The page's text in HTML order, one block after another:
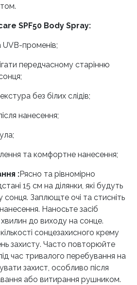
SPF50 Body Spray:
UVB-променів;
передчасному старінню
без білих слідів;
нанесення;
та комфортне нанесення;
:Рясно та рівномірно
15 см на ділянки, які будуть
сонця. Заплющте очі та стисніть
Наносьте засіб
до виходу на сонце.
сонцезахисного крему
захисту. Часто повторюйте
час тривалого перебування на
захист, особливо після
або витирання рушником.